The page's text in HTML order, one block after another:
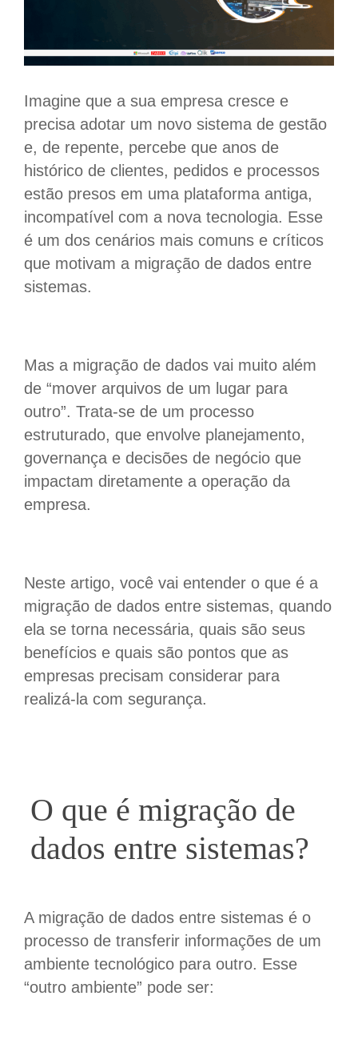
Imagine que a sua empresa cresce e
precisa adotar um novo sistema de gestão
e, de repente, percebe que anos de
histórico de clientes, pedidos e processos
estão presos em uma plataforma antiga,
incompatível com a nova tecnologia. Esse
é um dos cenários mais comuns e críticos
que motivam a migração de dados entre
sistemas.
Mas a migração de dados vai muito além
de “mover arquivos de um lugar para
outro”. Trata-se de um processo
estruturado, que envolve planejamento,
governança e decisões de negócio que
impactam diretamente a operação da
empresa.
Neste artigo, você vai entender o que é a
migração de dados entre sistemas, quando
ela se torna necessária, quais são seus
benefícios e quais são pontos que as
empresas precisam considerar para
realizá-la com segurança.
O que é migração de
dados entre sistemas?
A migração de dados entre sistemas é o
processo de transferir informações de um
ambiente tecnológico para outro. Esse
“outro ambiente” pode ser: